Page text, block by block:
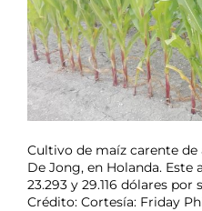
Cultivo de maíz carente
De Jong, en Holanda.
23.293 y 29.116 dólares
Crédito: Cortesía: Friday